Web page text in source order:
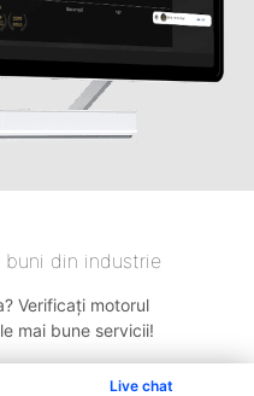
Live chat
buni din industrie
Verificați motorul
mai bune servicii!